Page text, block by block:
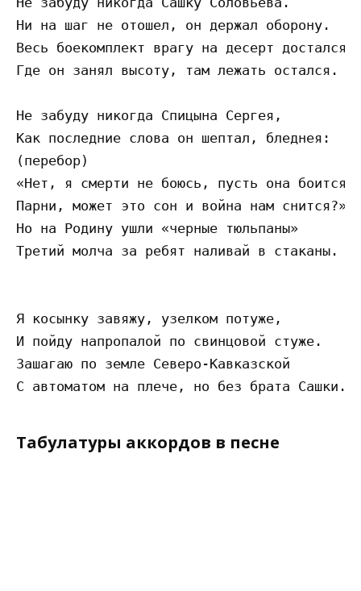
Ни на шаг не отошел, он держал оборону.
Весь боекомплект врагу на десерт достался.
Где он занял высоту, там лежать остался.
Не забуду никогда Спицына Сергея,
Как последние слова он шептал, бледнея:
(перебор)
«Нет, я смерти не боюсь, пусть она боится!
Парни, может это сон и война нам снится?»
Но на Родину ушли «черные тюльпаны»
Третий молча за ребят наливай в стаканы.
Я косынку завяжу, узелком потуже,
И пойду напропалой по свинцовой стуже.
Зашагаю по земле Северо-Кавказской
Табулатуры аккордов в песне